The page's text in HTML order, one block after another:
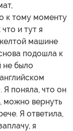
к тому моменту
и тут я
машине
подошла к
не было
Я поняла, что он
можно вернуть
Я ответила,
я